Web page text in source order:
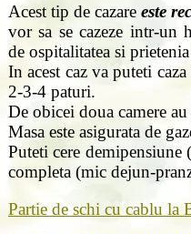
Acest tip de cazare este
vor sa se cazeze intr-un
de ospitalitatea si
In acest caz va puteti
2-3-4 paturi.
De obicei doua camere
Masa este asigurata de
Puteti cere demipensiune
completa (mic dejun-
Partie de schi cu cablu la